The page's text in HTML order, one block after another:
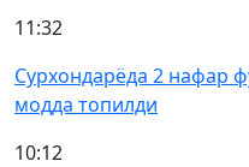
11:32
Сурхондарёда 2 нафар
модда топилди
10:12